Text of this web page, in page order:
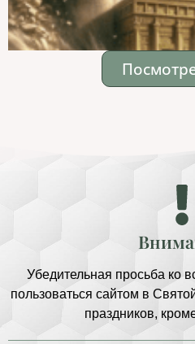
Убедительная просьба ко
пользоваться сайтом в
праздников,